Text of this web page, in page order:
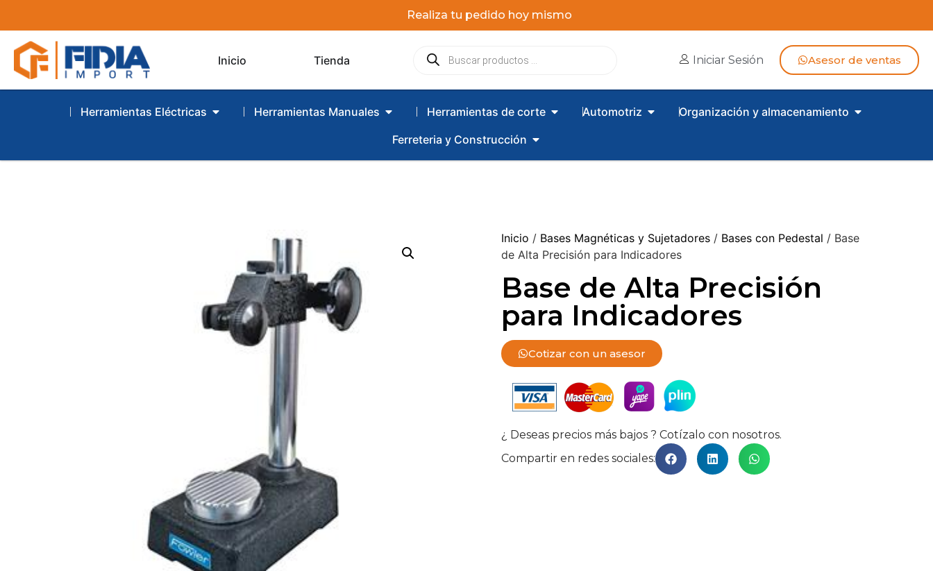
Realiza tu pedido hoy mismo
Inicio Tienda Iniciar Sesión Asesor de ventas
Herramientas Eléctricas Herramientas Manuales Herramientas de corte Automotriz
Organización y almacenamiento
Ferreteria y Construcción
Inicio / Bases Magnéticas y Sujetadores / Bases con Pedestal / Base
de Alta Precisión para Indicadores
Base de Alta Precisión
para Indicadores
Cotizar con un asesor
¿ Deseas precios más bajos ? Cotízalo con nosotros.
Compartir en redes sociales: